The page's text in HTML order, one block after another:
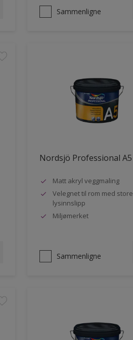
Sammenligne
Nordsjö Professional A5
Matt akryl veggmaling
Velegnet til rom med store
lysinnslipp
Miljømerket
Sammenligne